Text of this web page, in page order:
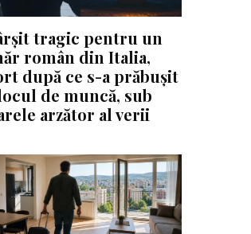
tragic pentru un
român din Italia,
după ce s-a prăbușit
de muncă, sub
arzător al verii